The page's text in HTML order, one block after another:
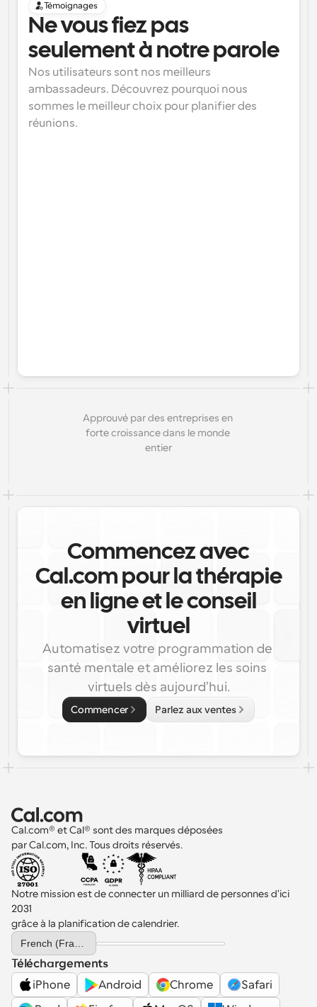
Témoignages
Ne vous fiez pas
seulement à notre parole
Nos utilisateurs sont nos meilleurs
ambassadeurs. Découvrez pourquoi nous
sommes le meilleur choix pour planifier des
réunions.
Approuvé par des entreprises en
forte croissance dans le monde
entier
Commencez avec
Cal.com pour la thérapie
en ligne et le conseil
virtuel
Automatisez votre programmation de
santé mentale et améliorez les soins
virtuels dès aujourd'hui.
Commencer Parlez aux ventes
Cal.com® et Cal® sont des marques déposées
par Cal.com, Inc. Tous droits réservés.
Notre mission est de connecter un milliard de personnes d'ici
2031
grâce à la planification de calendrier.
Select Language
Téléchargements
iPhone
Android Chrome
Safari